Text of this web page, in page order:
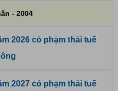
- 2004
2026 có phạm thái tuế
2027 có phạm thái tuế